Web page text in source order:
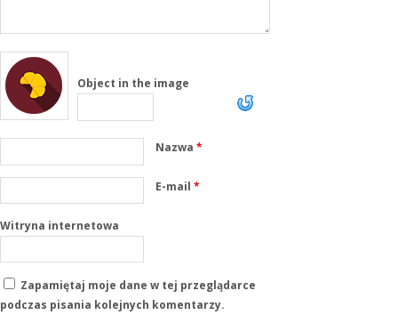
Object in the image
Nazwa*
E-mail*
Witryna internetowa
Zapamiętaj moje dane w tej przeglądarce
podczas pisania kolejnych komentarzy.